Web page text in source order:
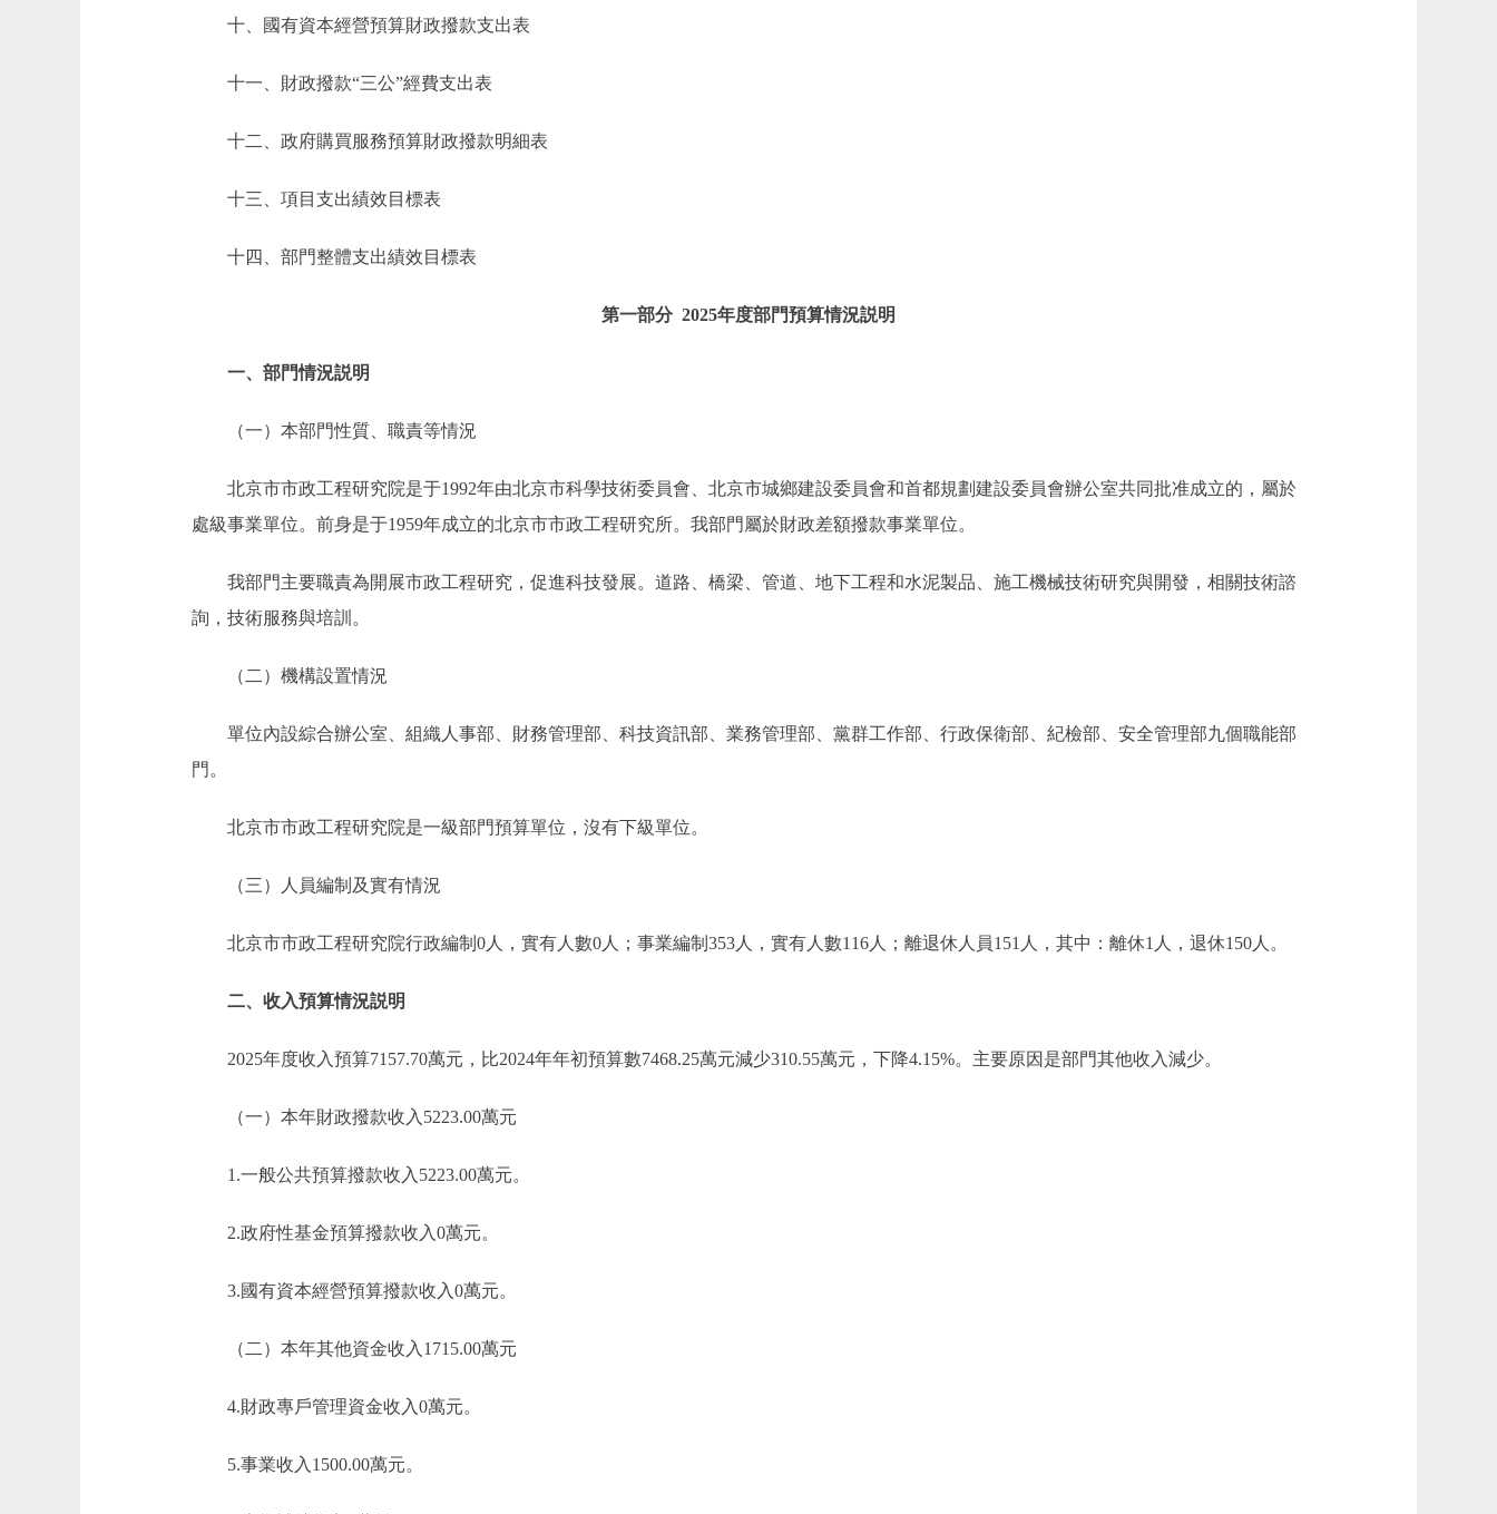
十、國有資本經營預算財政撥款支出表
十一、財政撥款“三公”經費支出表
十二、政府購買服務預算財政撥款明細表
十三、項目支出績效目標表
十四、部門整體支出績效目標表
第一部分 2025年度部門預算情況説明
一、部門情況説明
（一）本部門性質、職責等情況
北京市市政工程研究院是于1992年由北京市科學技術委員會、北京市城鄉建設委員會和首都規劃建設委員會辦公室共同批准成立的，屬於
處級事業單位。前身是于1959年成立的北京市市政工程研究所。我部門屬於財政差額撥款事業單位。
我部門主要職責為開展市政工程研究，促進科技發展。道路、橋梁、管道、地下工程和水泥製品、施工機械技術研究與開發，相關技術諮
詢，技術服務與培訓。
（二）機構設置情況
單位內設綜合辦公室、組織人事部、財務管理部、科技資訊部、業務管理部、黨群工作部、行政保衛部、紀檢部、安全管理部九個職能部
門。
北京市市政工程研究院是一級部門預算單位，沒有下級單位。
（三）人員編制及實有情況
北京市市政工程研究院行政編制0人，實有人數0人；事業編制353人，實有人數116人；離退休人員151人，其中：離休1人，退休150人。
二、收入預算情況説明
2025年度收入預算7157.70萬元，比2024年年初預算數7468.25萬元減少310.55萬元，下降4.15%。主要原因是部門其他收入減少。
（一）本年財政撥款收入5223.00萬元
1.一般公共預算撥款收入5223.00萬元。
2.政府性基金預算撥款收入0萬元。
3.國有資本經營預算撥款收入0萬元。
（二）本年其他資金收入1715.00萬元
4.財政專戶管理資金收入0萬元。
5.事業收入1500.00萬元。